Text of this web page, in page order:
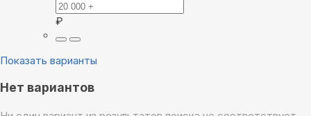
₽
Показать варианты
Нет вариантов